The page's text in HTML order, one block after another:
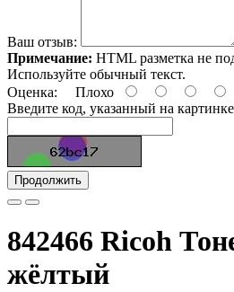
Ваш отзыв:
Примечание: HTML разметка не
Используйте обычный текст.
Оценка: Плохо
Введите код, указанный на
Продолжить
842466 Ricoh
жёлтый